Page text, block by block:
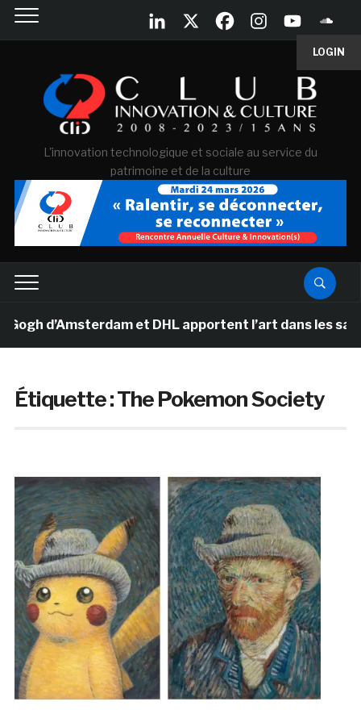
LOGIN
L'innovation technologique et sociale au service du
patrimoine et de la culture
d’Amsterdam et DHL apportent l’art dans les salles
Étiquette :The Pokemon Society